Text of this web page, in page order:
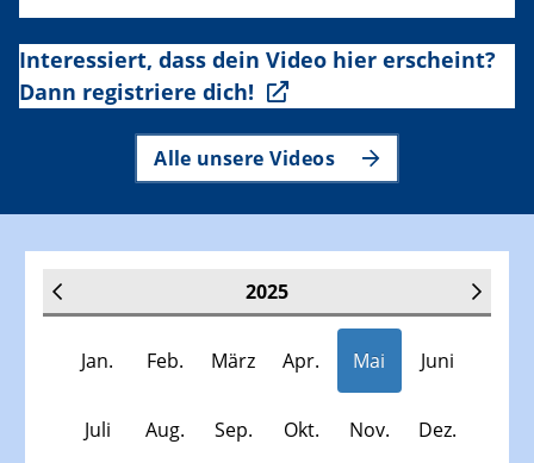
Interessiert, dass dein Video hier erscheint?
Dann registriere dich!
Alle unsere Videos
2025
Jan. Feb. März Apr. Mai Juni
Juli Aug. Sep. Okt. Nov. Dez.